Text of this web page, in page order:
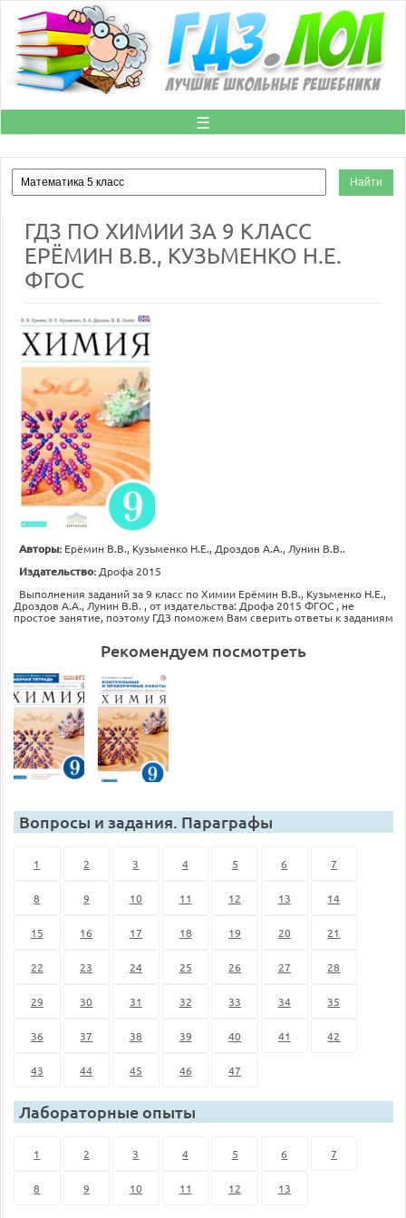
☰
ГДЗ ПО ХИМИИ ЗА 9 КЛАСС
ЕРЁМИН В.В., КУЗЬМЕНКО Н.Е.
ФГОС
Авторы: Ерёмин В.В., Кузьменко Н.Е., Дроздов А.А., Лунин В.В..
Издательство: Дрофа 2015
Выполнения заданий за 9 класс по Химии Ерёмин В.В., Кузьменко Н.Е.,
Дроздов А.А., Лунин В.В. , от издательства: Дрофа 2015 ФГОС , не
простое занятие, поэтому ГДЗ поможем Вам сверить ответы к заданиям
Рекомендуем посмотреть
Вопросы и задания. Параграфы
1 2 3 4 5 6 7
8 9 10 11 12 13 14
15 16 17 18 19 20 21
22 23 24 25 26 27 28
29 30 31 32 33 34 35
36 37 38 39 40 41 42
43 44 45 46 47
Лабораторные опыты
1 2 3 4 5 6 7
8 9 10 11 12 13